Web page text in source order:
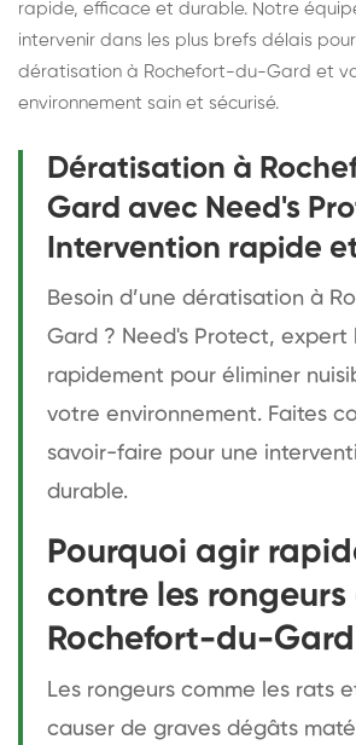
rapide, efficace et durable. Notre
intervenir dans les plus brefs délais
dératisation à Rochefort-du-Gard et
environnement sain et sécurisé.
Dératisation à
Gard avec Need's
Intervention rapide
Besoin d’une dératisation à
Gard ? Need's Protect, expert
rapidement pour éliminer
votre environnement. Faites
savoir-faire pour une
durable.
Pourquoi agir
contre les rongeurs
Rochefort-du-
Les rongeurs comme les rats
causer de graves dégâts